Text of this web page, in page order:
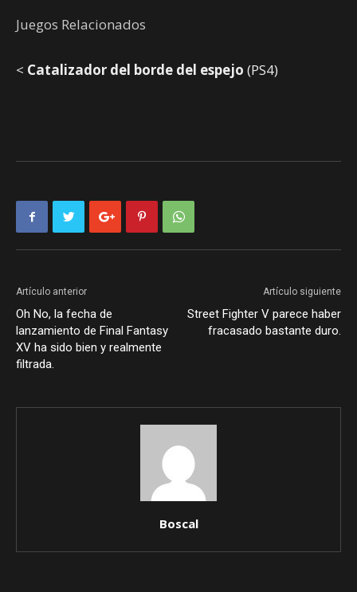
Juegos Relacionados
< Catalizador del borde del espejo (PS4)
Artículo anterior
Oh No, la fecha de
lanzamiento de Final Fantasy
XV ha sido bien y realmente
filtrada.
Artículo siguiente
Street Fighter V parece haber
fracasado bastante duro.
Boscal